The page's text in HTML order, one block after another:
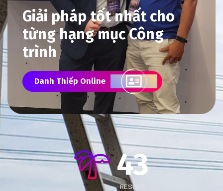
Giải pháp tốt nhất cho
từng hạng mục Công
trình
Danh Thiếp Online
43
RESORT